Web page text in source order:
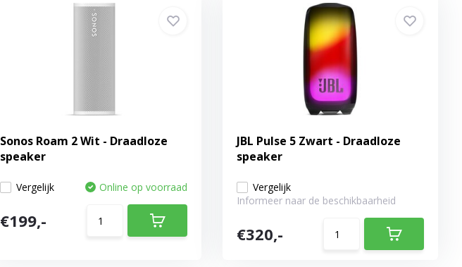
Sonos Roam 2 Wit - Draadloze
speaker
Vergelijk Online op voorraad
€199,-
JBL Pulse 5 Zwart - Draadloze
speaker
Vergelijk
Informeer naar de beschikbaarheid
€320,-